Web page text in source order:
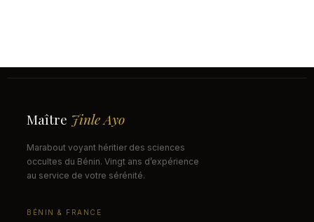
Maître Jinle Ayo
Marabout voyant héritier des sciences
occultes du Bénin. Vingt ans d’expérience
au service de votre sérénité.
BÉNIN & FRANCE